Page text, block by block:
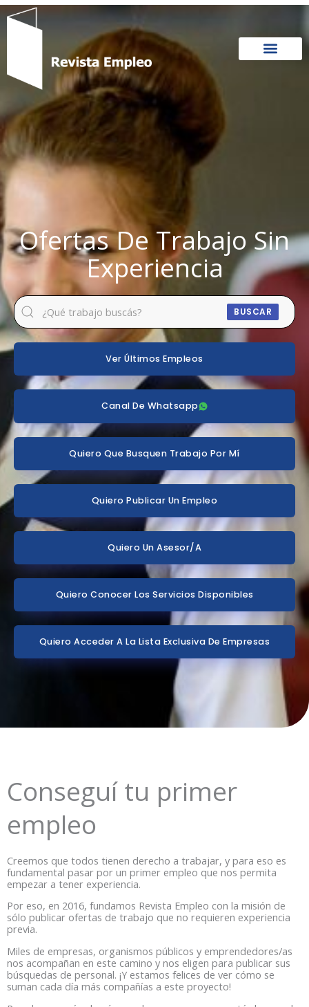
Ir
Ofertas De Trabajo Sin
Experiencia
BUSCAR
Ver Últimos Empleos
Canal De Whatsapp
Quiero Que Busquen Trabajo Por Mí
Quiero Publicar Un Empleo
Quiero Un Asesor/a
Quiero Conocer Los Servicios Disponibles
Quiero Acceder A La Lista Exclusiva De Empresas
Conseguí tu primer
empleo
Creemos que todos tienen derecho a trabajar, y para eso es
fundamental pasar por un primer empleo que nos permita
empezar a tener experiencia.
Por eso, en 2016, fundamos Revista Empleo con la misión de
sólo publicar ofertas de trabajo que no requieren experiencia
previa.
Miles de empresas, organismos públicos y emprendedores/as
nos acompañan en este camino y nos eligen para publicar sus
búsquedas de personal. ¡Y estamos felices de ver cómo se
suman cada día más compañías a este proyecto!